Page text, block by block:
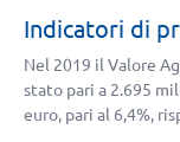
Indicatori di
Nel 2019 il Valore
stato pari a 2.695
euro, pari al 6,4%,